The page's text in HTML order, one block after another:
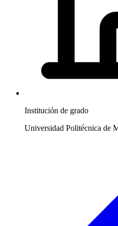
Institución de grado
Universidad Politécnica de